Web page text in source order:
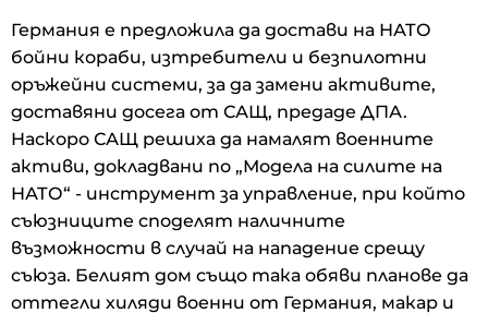
Германия е предложила да достави на НАТО
бойни кораби, изтребители и безпилотни
оръжейни системи, за да замени активите,
доставяни досега от САЩ, предаде ДПА.
Наскоро САЩ решиха да намалят военните
активи, докладвани по „Модела на силите на
НАТО“ - инструмент за управление, при който
съюзниците споделят наличните
възможности в случай на нападение срещу
съюза. Белият дом също така обяви планове да
оттегли хиляди военни от Германия, макар и